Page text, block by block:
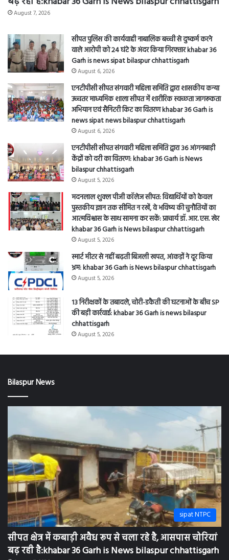
August 7, 2026
सीपत पुलिस की कार्यवाही नाबालिक बच्ची से दुष्कर्म करने
वाले आरोपी को 24 घंटे के अंदर किया गिरफ्तार khabar 36
Garh is news sipat bilaspur chhattisgarh
August 6, 2026
एनटीपीसी सीपत संगवारी महिला समिति द्वारा शासकीय कन्या
उच्चतर माध्यमिक शाला सीपत में शारीरिक स्वच्छता जागरूकता
अभियान एवं सैनिटरी किट का वितरण khabar 36 Garh is
news sipat news bilaspur chhattisgarh
August 6, 2026
एनटीपीसी सीपत संगवारी महिला समिति द्वारा 36 आंगनबाड़ी
केंद्रों को दरी का वितरण: khabar 36 Garh is News
bilaspur chhattisgarh
August 5, 2026
मदनलाल शुक्ल पीजी कॉलेज सीपत: विद्यार्थियों को केवल
पुस्तकीय ज्ञान तक सीमित न रखें, वे भविष्य की चुनौतियों का
आत्मविश्वास के साथ सामना कर सकें: प्राचार्य डॉ. आर. एस. खेर
khabar 36 Garh is News bilaspur chhattisgarh
August 5, 2026
स्मार्ट मीटर से नहीं बढ़ती बिजली खपत, आंकड़ों ने दूर किया
भ्रम: khabar 36 Garh is News bilaspur chhattisgarh
August 5, 2026
13 निरीक्षकों के तबादले, चोरी-डकैती की घटनाओं के बीच SP
की बड़ी कार्रवाई: khabar 36 Garh is news bilaspur
chhattisgarh
August 5, 2026
sipat NTPC
सीपत क्षेत्र में कबाड़ी अवैध रूप से चला रहे है, आसपास चोरियां
बढ़ रही है:khabar 36 Garh is News bilaspur chhattisgarh
August 7, 2026